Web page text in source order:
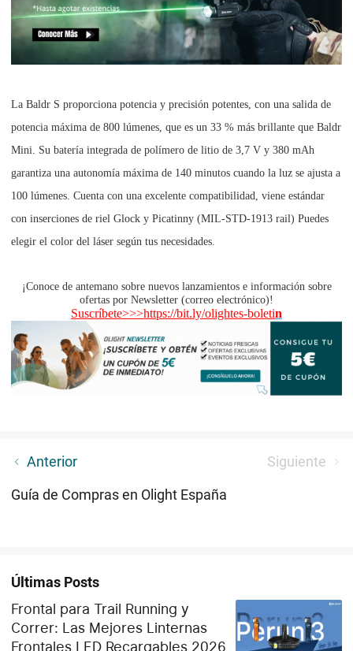
La Baldr S proporciona potencia y precisión potentes, con una salida de
potencia máxima de 800 lúmenes, que es un 33 % más brillante que Baldr
Mini. Su batería integrada de polímero de litio de 3,7 V y 380 mAh
garantiza una autonomía máxima de 140 minutos cuando la luz se ajusta a
100 lúmenes. Cuenta con una excelente compatibilidad, viene estándar
con inserciones de riel Glock y Picatinny (MIL-STD-1913 rail) Puedes
elegir el color del láser según tus necesidades.
¡Conoce de antemano sobre nuevos lanzamientos e información sobre
ofertas por Newsletter (correo electrónico)!
Suscríbete>>>https://bit.ly/olightes-boletin
Anterior Siguiente
Guía para Disfrutar de las Ofertas de Verano en Julio
Guía de Compras en Olight España
Últimas Posts
Frontal para Trail Running y
Correr: Las Mejores Linternas
Frontales LED Recargables 2026